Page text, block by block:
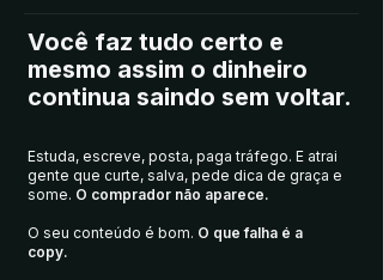
Você faz tudo certo e
mesmo assim o dinheiro
continua saindo sem voltar.
Estuda, escreve, posta, paga tráfego. E atrai
gente que curte, salva, pede dica de graça e
some. O comprador não aparece.
O seu conteúdo é bom. O que falha é a
copy.